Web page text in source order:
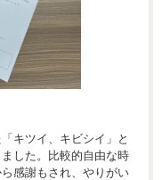
キツイ、キビシイ」と
した。比較的自由な時
感謝もされ、やりがい